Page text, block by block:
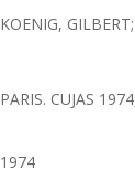
KOENIG, GILBERT;
PARIS. CUJAS
1974